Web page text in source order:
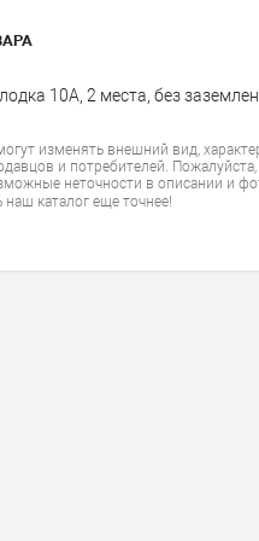
10А, 2 места, без
изменять внешний вид,
и потребителей.
неточности в описании и
каталог еще точнее!